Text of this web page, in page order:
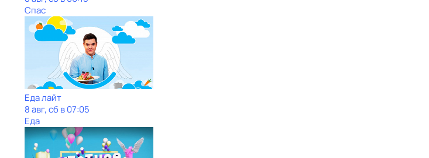
Спас
Еда лайт
8 авг, сб в 07:05
Еда